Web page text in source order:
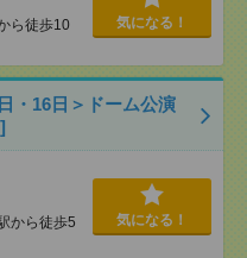
ら徒歩10
気になる！
・16日＞ドーム公演
から徒歩5
気になる！